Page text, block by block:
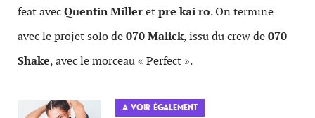
feat avecQuentin Milleretpre kai ro. On termine
avec le projet solo de070 Malick, issu du crew de070
Shake, avec le morceau « Perfect ».
A VOIR ÉGALEMENT